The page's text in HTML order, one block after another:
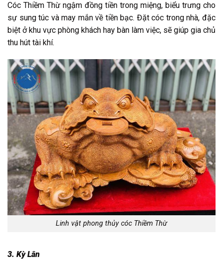
Cóc Thiềm Thừ ngậm đồng tiền trong miệng, biểu trưng cho
sự sung túc và may mắn về tiền bạc. Đặt cóc trong nhà, đặc
biệt ở khu vực phòng khách hay bàn làm việc, sẽ giúp gia chủ
thu hút tài khí.
Linh vật phong thủy cóc Thiềm Thừ
3. Kỳ Lân